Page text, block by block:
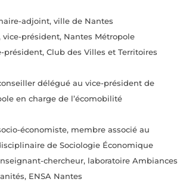
adjoint, ville de Nantes
vice-président, Nantes Métropole
président, Club des Villes et Territoires
délégué au vice-président de
en charge de l’écomobilité
économiste, membre associé au
de Sociologie Économique
chercheur, laboratoire Ambiances
ENSA Nantes